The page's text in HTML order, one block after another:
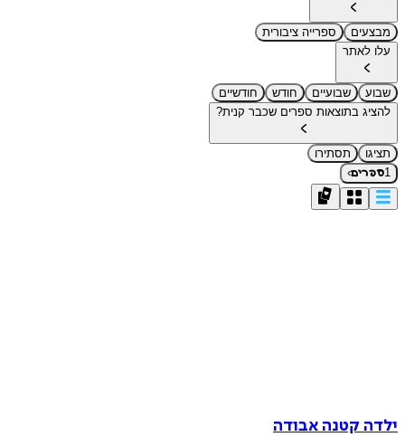
מבצעים
ספרייה ציבורית
עלו לאתר
שבוע שבועיים חודש
חודשיים
להציג בתוצאות ספרים שכבר קנית?
תציגו
תסתירו
1ספרים›
ילדה קטנה אבודה